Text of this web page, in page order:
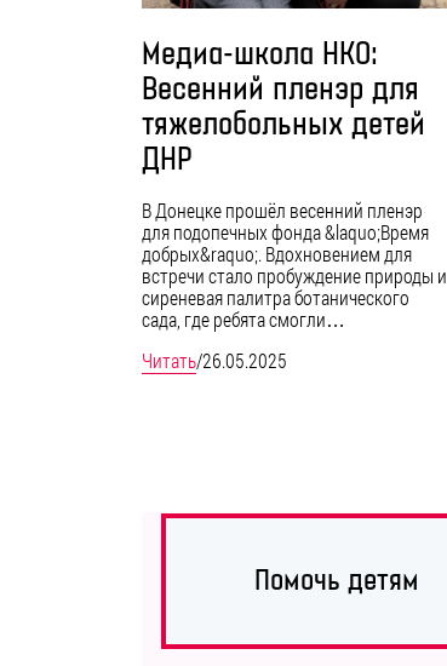
Медиа-школа НКО:
Весенний пленэр для
тяжелобольных детей
ДНР
В Донецке прошёл весенний пленэр
для подопечных фонда &laquo;Время
добрых&raquo;. Вдохновением для
встречи стало пробуждение природы и
сиреневая палитра ботанического
сада, где ребята смогли…
Читать/26.05.2025
Помочь детям